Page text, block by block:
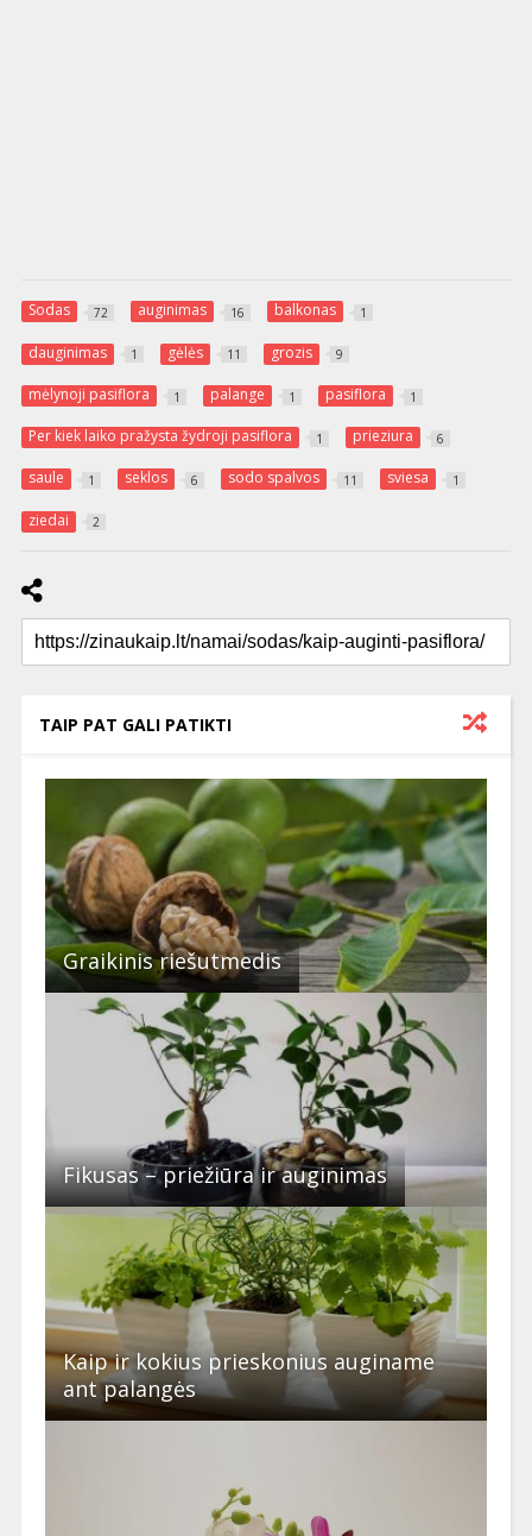
Sodas 72 auginimas 16 balkonas 1
dauginimas 1 gėlės 11 grozis 9
mėlynoji pasiflora 1 palange 1 pasiflora 1
Per kiek laiko pražysta žydroji pasiflora 1 prieziura 6
saule 1 seklos 6 sodo spalvos 11 sviesa 1
ziedai 2
TAIP PAT GALI PATIKTI
Graikinis riešutmedis
Fikusas – priežiūra ir auginimas
Kaip ir kokius prieskonius auginame
ant palangės